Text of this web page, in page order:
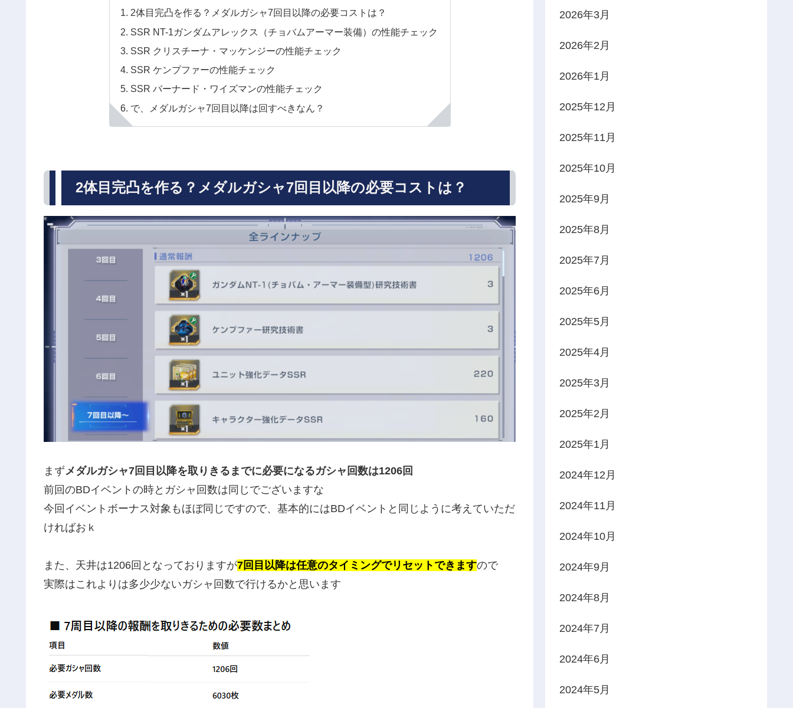
2体目完凸を作る？メダルガシャ7回目以降の必要コストは？
SSR NT-1ガンダムアレックス（チョバムアーマー装備）の性能チェック
SSR クリスチーナ・マッケンジーの性能チェック
SSR ケンプファーの性能チェック
SSR バーナード・ワイズマンの性能チェック
で、メダルガシャ7回目以降は回すべきなん？
2体目完凸を作る？メダルガシャ7回目以降の必要コストは？
まずメダルガシャ7回目以降を取りきるまでに必要になるガシャ回数は1206回
前回のBDイベントの時とガシャ回数は同じでございますな
今回イベントボーナス対象もほぼ同じですので、基本的にはBDイベントと同じように考えていただ
ければおｋ
また、天井は1206回となっておりますが7回目以降は任意のタイミングでリセットできますので
実際はこれよりは多少少ないガシャ回数で行けるかと思います
2026年3月
2026年2月
2026年1月
2025年12月
2025年11月
2025年10月
2025年9月
2025年8月
2025年7月
2025年6月
2025年5月
2025年4月
2025年3月
2025年2月
2025年1月
2024年12月
2024年11月
2024年10月
2024年9月
2024年8月
2024年7月
2024年6月
2024年5月